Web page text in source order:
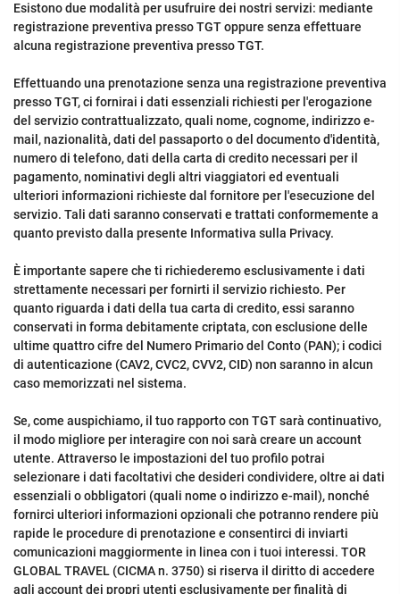
Esistono due modalità per usufruire dei nostri servizi: mediante
registrazione preventiva presso TGT oppure senza effettuare
alcuna registrazione preventiva presso TGT.
Effettuando una prenotazione senza una registrazione preventiva
presso TGT, ci fornirai i dati essenziali richiesti per l'erogazione
del servizio contrattualizzato, quali nome, cognome, indirizzo e-
mail, nazionalità, dati del passaporto o del documento d'identità,
numero di telefono, dati della carta di credito necessari per il
pagamento, nominativi degli altri viaggiatori ed eventuali
ulteriori informazioni richieste dal fornitore per l'esecuzione del
servizio. Tali dati saranno conservati e trattati conformemente a
quanto previsto dalla presente Informativa sulla Privacy.
È importante sapere che ti richiederemo esclusivamente i dati
strettamente necessari per fornirti il servizio richiesto. Per
quanto riguarda i dati della tua carta di credito, essi saranno
conservati in forma debitamente criptata, con esclusione delle
ultime quattro cifre del Numero Primario del Conto (PAN); i codici
di autenticazione (CAV2, CVC2, CVV2, CID) non saranno in alcun
caso memorizzati nel sistema.
Se, come auspichiamo, il tuo rapporto con TGT sarà continuativo,
il modo migliore per interagire con noi sarà creare un account
utente. Attraverso le impostazioni del tuo profilo potrai
selezionare i dati facoltativi che desideri condividere, oltre ai dati
essenziali o obbligatori (quali nome o indirizzo e-mail), nonché
fornirci ulteriori informazioni opzionali che potranno rendere più
rapide le procedure di prenotazione e consentirci di inviarti
comunicazioni maggiormente in linea con i tuoi interessi. TOR
GLOBAL TRAVEL (CICMA n. 3750) si riserva il diritto di accedere
agli account dei propri utenti esclusivamente per finalità di